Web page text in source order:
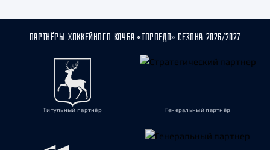
ПАРТНЁРЫ ХОККЕЙНОГО КЛУБА «ТОРПЕДО» СЕЗОНА 2026/2027
Титульный партнёр Генеральный партнёр